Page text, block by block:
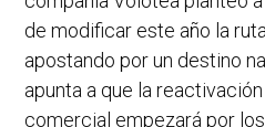
de modificar este año la
apostando por un destino
apunta a que la
comercial empezará por